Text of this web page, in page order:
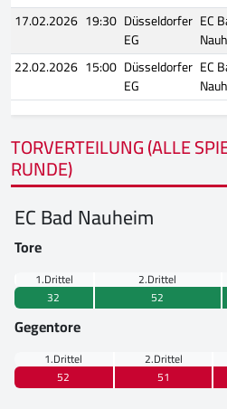
17.02.2026 19:30 Düsseldorfer
EG
EC
22.02.2026 15:00 Düsseldorfer
EG
EC
TORVERTEILUNG (ALLE
RUNDE)
EC Bad Nauheim
Tore
1.Drittel 2.Drittel
32
52
Gegentore
1.Drittel 2.Drittel
52
51